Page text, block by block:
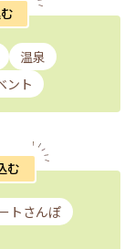
温泉
ント
む
トさんぽ